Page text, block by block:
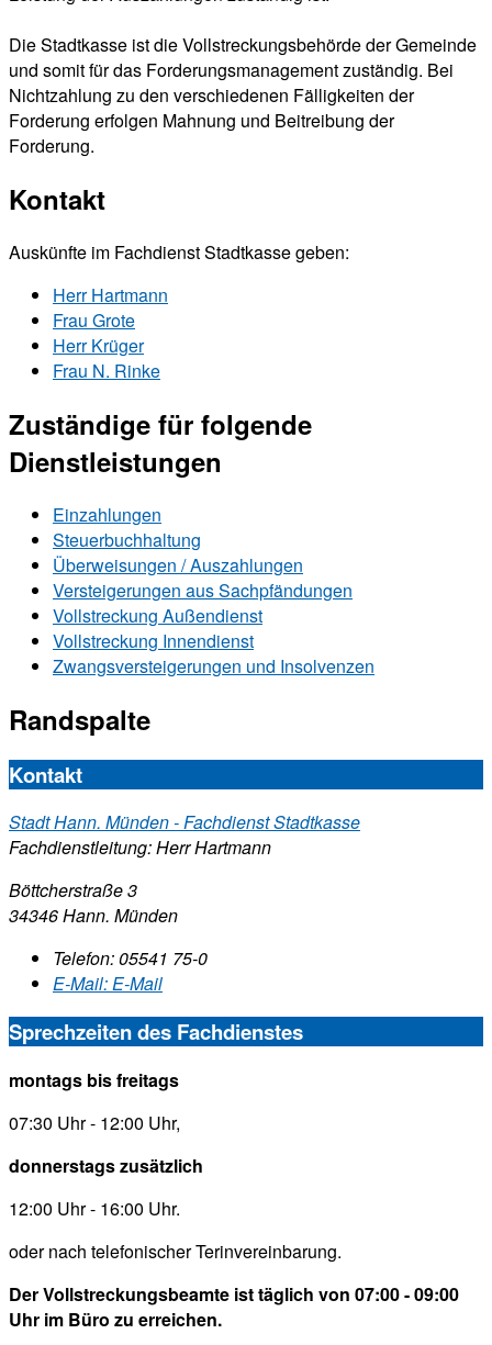
Die Stadtkasse ist die Vollstreckungsbehörde der Gemeinde
und somit für das Forderungsmanagement zuständig. Bei
Nichtzahlung zu den verschiedenen Fälligkeiten der
Forderung erfolgen Mahnung und Beitreibung der
Forderung.
Kontakt
Auskünfte im Fachdienst Stadtkasse geben:
Herr Hartmann
Frau Grote
Herr Krüger
Frau N. Rinke
Zuständige für folgende
Dienstleistungen
Einzahlungen
Steuerbuchhaltung
Überweisungen / Auszahlungen
Versteigerungen aus Sachpfändungen
Vollstreckung Außendienst
Vollstreckung Innendienst
Zwangsversteigerungen und Insolvenzen
Randspalte
Kontakt
Stadt Hann. Münden - Fachdienst Stadtkasse
Fachdienstleitung: Herr Hartmann
Böttcherstraße 3
34346 Hann. Münden
Telefon:05541 75-0
E-Mail:E-Mail
Sprechzeiten des Fachdienstes
montags bis freitags
07:30 Uhr - 12:00 Uhr,
donnerstags zusätzlich
12:00 Uhr - 16:00 Uhr.
oder nach telefonischer Terinvereinbarung.
Der Vollstreckungsbeamte ist täglich von 07:00 - 09:00
Uhr im Büro zu erreichen.